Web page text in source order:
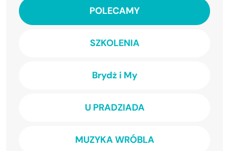
POLECAMY
SZKOLENIA
Brydż i My
U PRADZIADA
MUZYKA WRÓBLA